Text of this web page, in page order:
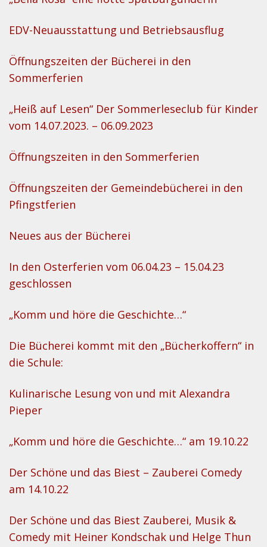
EDV-Neuausstattung und Betriebsausflug
Öffnungszeiten der Bücherei in den
Sommerferien
„Heiß auf Lesen“ Der Sommerleseclub für Kinder
vom 14.07.2023. – 06.09.2023
Öffnungszeiten in den Sommerferien
Öffnungszeiten der Gemeindebücherei in den
Pfingstferien
Neues aus der Bücherei
In den Osterferien vom 06.04.23 – 15.04.23
geschlossen
„Komm und höre die Geschichte…“
Die Bücherei kommt mit den „Bücherkoffern“ in
die Schule:
Kulinarische Lesung von und mit Alexandra
Pieper
„Komm und höre die Geschichte…“ am 19.10.22
Der Schöne und das Biest – Zauberei Comedy
am 14.10.22
Der Schöne und das Biest Zauberei, Musik &
Comedy mit Heiner Kondschak und Helge Thun